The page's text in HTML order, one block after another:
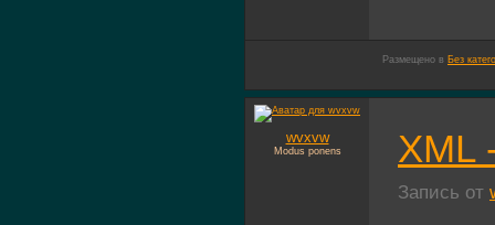
Размещено в Без
wvxvw
Modus ponens XML
Запись от